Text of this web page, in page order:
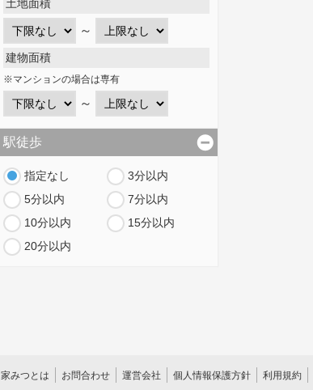
土地面積
～
建物面積
※マンションの場合は専有
～
駅徒歩
指定なし
3分以内
5分以内
7分以内
10分以内
15分以内
20分以内
家みつとは お問合わせ 運営会社 個人情報保護方針 利用規約